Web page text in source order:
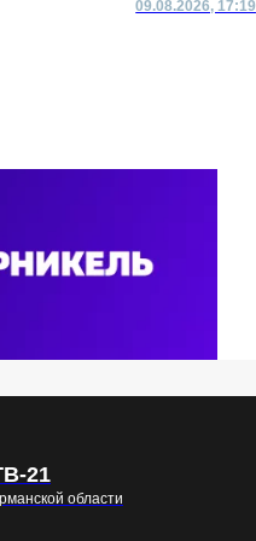
09.08.2026, 17:19
21
области